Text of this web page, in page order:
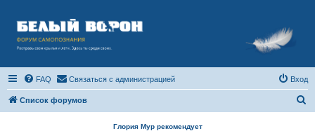
FAQ Связаться с администрацией Вход
Список форумов
Глория Мур рекомендует